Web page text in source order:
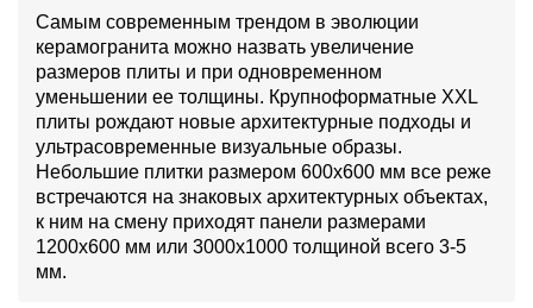
Самым современным трендом в эволюции
керамогранита можно назвать увеличение
размеров плиты и при одновременном
уменьшении ее толщины. Крупноформатные XXL
плиты рождают новые архитектурные подходы и
ультрасовременные визуальные образы.
Небольшие плитки размером 600х600 мм все реже
встречаются на знаковых архитектурных объектах,
к ним на смену приходят панели размерами
1200х600 мм или 3000х1000 толщиной всего 3-5
мм.